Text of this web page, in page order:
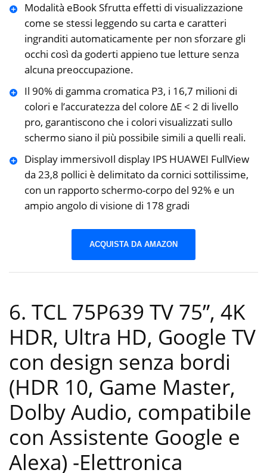
Modalità eBook Sfrutta effetti di visualizzazione
come se stessi leggendo su carta e caratteri
ingranditi automaticamente per non sforzare gli
occhi così da goderti appieno tue letture senza
alcuna preoccupazione.
Il 90% di gamma cromatica P3, i 16,7 milioni di
colori e l’accuratezza del colore ΔE < 2 di livello
pro, garantiscono che i colori visualizzati sullo
schermo siano il più possibile simili a quelli reali.
Display immersivoIl display IPS HUAWEI FullView
da 23,8 pollici è delimitato da cornici sottilissime,
con un rapporto schermo-corpo del 92% e un
ampio angolo di visione di 178 gradi
ACQUISTA DA AMAZON
6. TCL 75P639 TV 75”, 4K
HDR, Ultra HD, Google TV
con design senza bordi
(HDR 10, Game Master,
Dolby Audio, compatibile
con Assistente Google e
Alexa) -Elettronica